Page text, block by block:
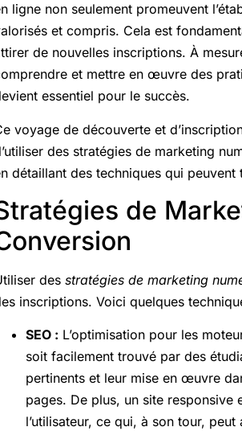
ligne non seulement promeuvent
et compris. Cela est
de nouvelles inscriptions. À
et mettre en œuvre des
essentiel pour le succès.
voyage de découverte et
des stratégies de marketing
détaillant des techniques qui
de
des stratégies de marketing
inscriptions. Voici quelques
SEO : L’optimisation pour les
soit facilement trouvé par des
pertinents et leur mise en œuvre
pages. De plus, un site responsive
l’utilisateur, ce qui, à son tour,